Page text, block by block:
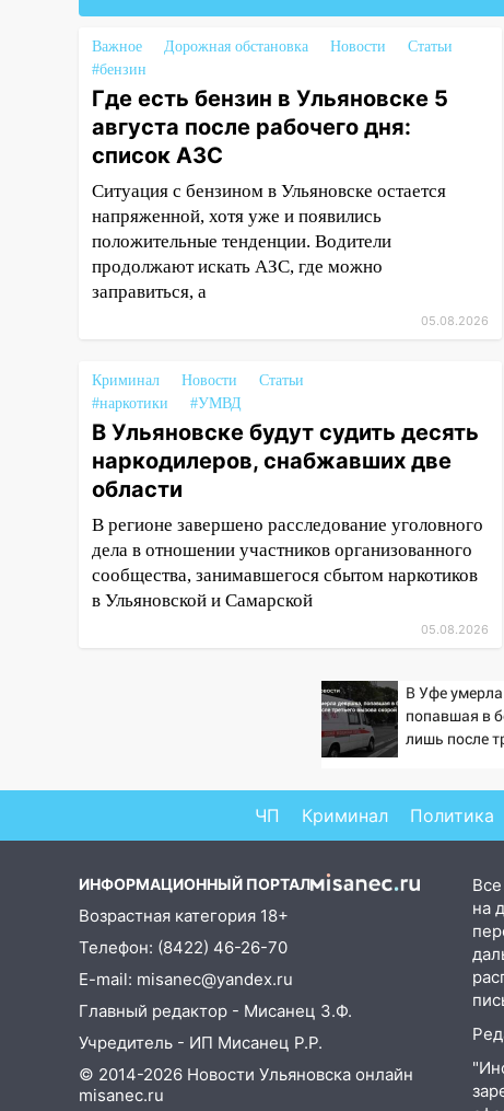
летнюю сообщницу
мошенников
16:12
в Вешкайме посиделки с
судимым знакомым
закончились для женщины
16:06 18-летняя девушка без
прав перевернулась на мопеде
и попала в больницу
15:59 Ульяновец отдал более
покровительство
15:32 На «кольце» кроссовер
сбил 18-летнего мопедиста
15:00 В Ульяновске после
тройного ДТП
госпитализировали 25-летнего
байкера
14:32 На Ульяновскую область
надвигается жара
«зебре»: подробности
улице Трудовой горело здание
13:00 Водитель без прав
автомобиль
12:37 Переезжал «зебру» на
велосипеде и попал под колеса
12:18 Вспыхнул изнутри: в
Железнодорожном районе
горела дача
11:33 В Засвияжье под колёса
авто попал мужчина
Важное Дорожная обстановка Новости
Статьи
#бензин
Где есть бензин в Ульяновске 5
августа после рабочего дня:
список АЗС
Ситуация с бензином в Ульяновске остается
напряженной, хотя уже и появились
положительные тенденции. Водители
продолжают искать АЗС, где можно
заправиться, а
05.08.2026
Криминал Новости
Статьи
#наркотики
#УМВД
В Ульяновске будут судить десять
наркодилеров, снабжавших две
области
В регионе завершено расследование уголовного
дела в отношении участников организованного
сообщества, занимавшегося сбытом наркотиков
в Ульяновской и Самарской
05.08.2026
В Уфе
попавшая в
лишь после
ЧП Криминал Политика
ИНФОРМАЦИОННЫЙ ПОРТАЛ
Возрастная категория 18+
Телефон: (8422) 46-26-70
E-mail: misanec@yandex.ru
Главный редактор - Мисанец З.Ф.
Учредитель - ИП Мисанец Р.Р.
© 2014-2026 Новости Ульяновска онлайн
misanec.ru
на